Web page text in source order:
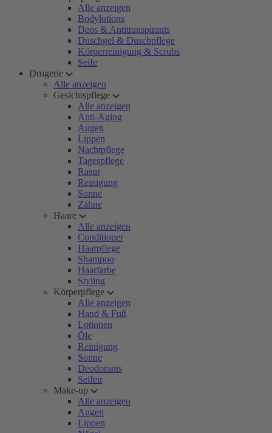
Alle anzeigen
Bodylotions
Deos & Antitranspirants
Duschgel & Duschpflege
Körperreinigung & Scrubs
Seife
Drogerie
Alle anzeigen
Gesichtspflege
Alle anzeigen
Anti-Aging
Augen
Lippen
Nachtpflege
Tagespflege
Rasur
Reinigung
Sonne
Zähne
Haare
Alle anzeigen
Conditioner
Haarpflege
Shampoo
Haarfarbe
Styling
Körperpflege
Alle anzeigen
Hand & Fuß
Lotionen
Öle
Reinigung
Sonne
Deodorants
Seifen
Make-up
Alle anzeigen
Augen
Lippen